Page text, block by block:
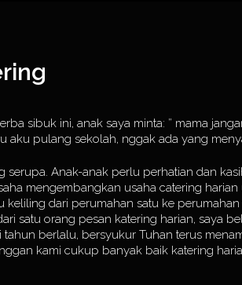
sibuk ini, anak saya minta: ” mama
aku pulang sekolah, nggak ada yang
Anak-anak perlu perhatian dan
mengembangkan usaha catering
keliling dari perumahan satu ke
satu orang pesan katering harian, saya
berlalu, bersyukur Tuhan terus
kami cukup banyak baik katering